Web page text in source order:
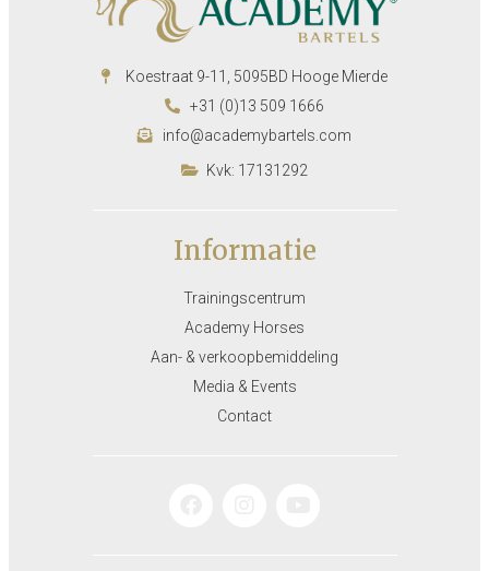
Koestraat 9-11, 5095BD Hooge Mierde
+31 (0)13 509 1666
info@academybartels.com
Kvk: 17131292
Informatie
Trainingscentrum
Academy Horses
Aan- & verkoopbemiddeling
Media & Events
Contact